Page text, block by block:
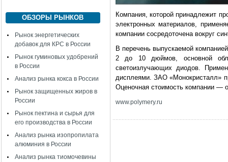
ОБЗОРЫ РЫНКОВ
Рынок энергетических
добавок для КРС в России
Рынок гуминовых удобрений
в России
Анализ рынка кокса в России
Рынок защищенных жиров в
России
Рынок пектина и сырья для
его производства в России
Анализ рынка изопропилата
алюминия в России
Анализ рынка тиомочевины
Компания, которой принадлежит
электронных материалов,
компании сосредоточена вокруг
В перечень выпускаемой
2 до 10 дюймов, основной
светоизлучающих диодов.
дисплеями. ЗАО «Монокристалл»
Оценочная стоимость компании —
www.polymery.ru